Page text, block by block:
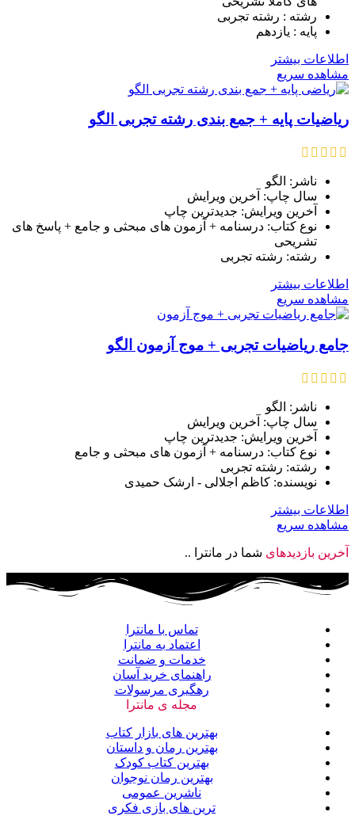
رشته : رشته تجربی
پایه : یازدهم
اطلاعات بیشتر
مشاهده سریع
ریاضیات پایه + جمع بندی رشته تجربی الگو
ناشر: الگو
سال چاپ: آخرین ویرایش
آخرین ویرایش: جدیدترین چاپ
نوع کتاب: درسنامه + آزمون های مبحثی و جامع + پاسخ های
تشریحی
رشته: رشته تجربی
اطلاعات بیشتر
مشاهده سریع
جامع ریاضیات تجربی + موج آزمون الگو
ناشر: الگو
سال چاپ: آخرین ویرایش
آخرین ویرایش: جدیدترین چاپ
نوع کتاب: درسنامه + آزمون های مبحثی و جامع
رشته: رشته تجربی
نویسنده: کاظم اجلالی - ارشک حمیدی
اطلاعات بیشتر
مشاهده سریع
آخرین بازدیدهای شما در مانترا ..
تماس با مانترا
اعتماد به مانترا
خدمات و ضمانت
راهنمای خرید آسان
رهگیری مرسولات
مجله ی مانترا
بهترین های بازار کتاب
بهترین رمان و داستان
بهترین کتاب کودک
بهترین رمان نوجوان
ناشرین عمومی
ترین های بازی فکری